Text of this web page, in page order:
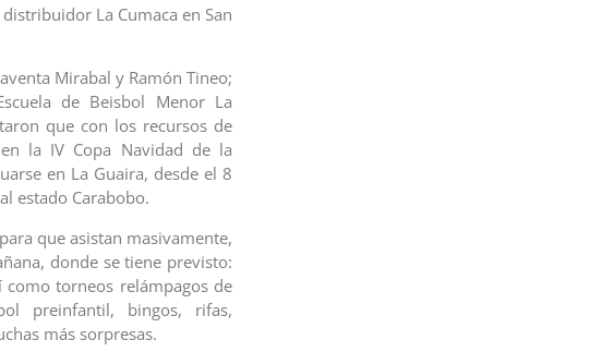
La Cumaca en San
Mirabal y Ramón Tineo;
de Beisbol Menor La
que con los recursos de
la IV Copa Navidad de la
en La Guaira, desde el 8
estado Carabobo.
que asistan masivamente,
donde se tiene previsto:
como torneos relámpagos de
preinfantil, bingos, rifas,
más sorpresas.